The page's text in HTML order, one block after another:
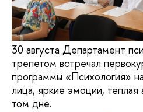
30 августа Департамент
трепетом встречал
программы «Психология»
лица, яркие эмоции,
том дне.